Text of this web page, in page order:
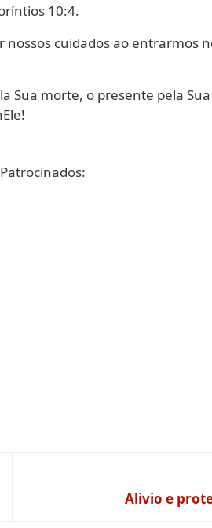
10:4.
nossos cuidados ao entrarmos
Sua morte, o presente pela
Alivio e